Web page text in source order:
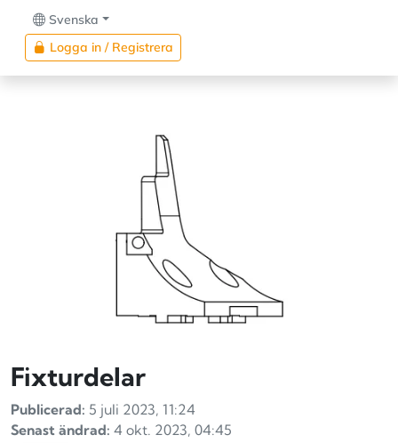
Svenska
Logga in / Registrera
Fixturdelar
Publicerad: 5 juli 2023, 11:24
Senast ändrad: 4 okt. 2023, 04:45